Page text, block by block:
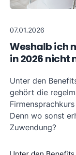
07.01.2026
Weshalb ich
in 2026 nicht
Unter den
gehört die
Denn wo sonst
Zuwendung?